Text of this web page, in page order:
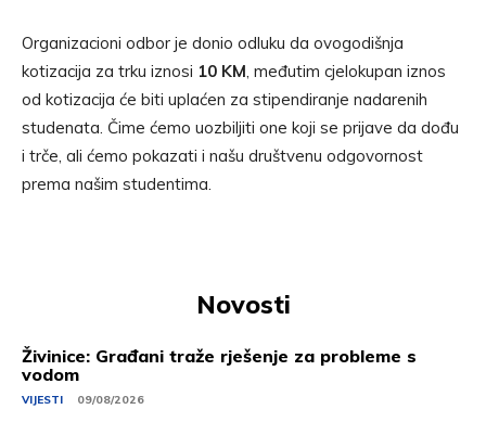
Organizacioni odbor je donio odluku da ovogodišnja
kotizacija za trku iznosi 10 KM, međutim cjelokupan iznos
od kotizacija će biti uplaćen za stipendiranje nadarenih
studenata. Čime ćemo uozbiljiti one koji se prijave da dođu
i trče, ali ćemo pokazati i našu društvenu odgovornost
prema našim studentima.
Novosti
Živinice: Građani traže rješenje za probleme s
vodom
VIJESTI 09/08/2026